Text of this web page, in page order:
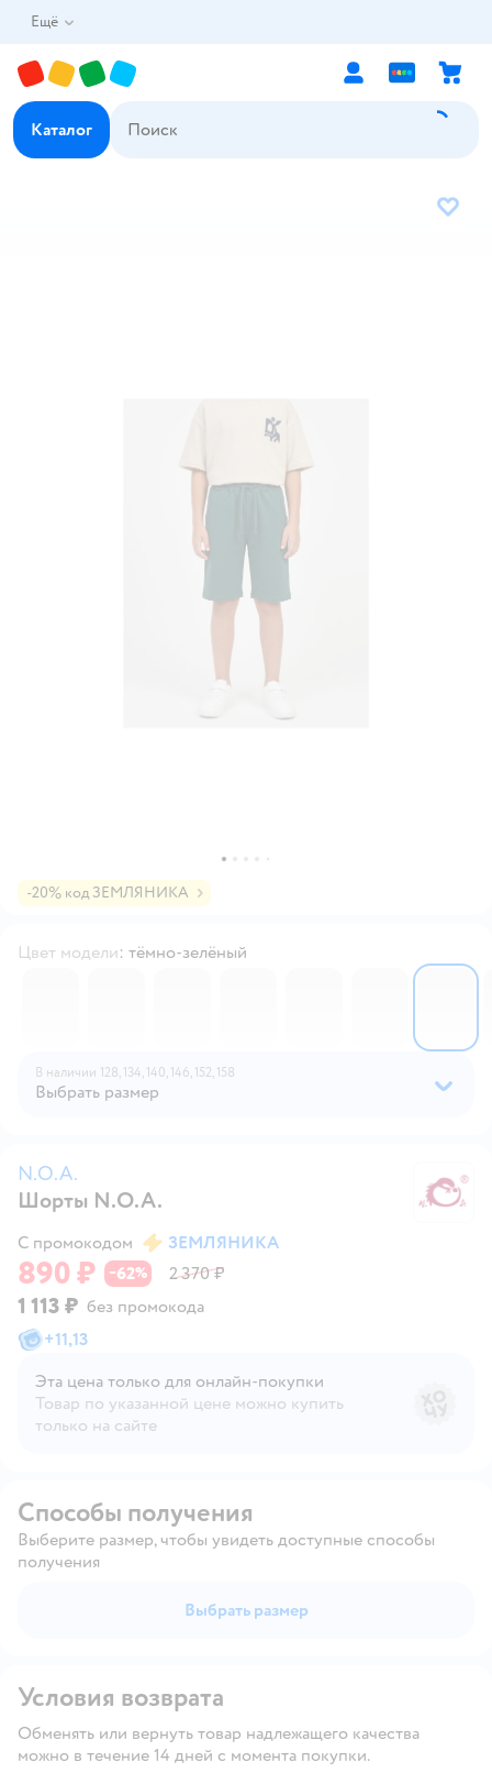
Ещё
Каталог
В
-20% код ЗЕМЛЯНИКА
Цвет модели: тёмно-зелёный
6234823
В наличии 128, 134, 140, 146, 152, 158
Выбрать размер
N.O.A.
Шорты N.O.A.
С промокодом
ЗЕМЛЯНИКА
890 ₽ −62% 2 370 ₽
1 113 ₽ без промокода
+11,13
Эта цена только для онлайн‑покупки
Товар по указанной цене можно купить
только на сайте
Способы получения
Выберите размер, чтобы увидеть доступные способы
получения
Выбрать размер
Условия возврата
Обменять или вернуть товар надлежащего качества
можно в течение 14 дней с момента покупки.